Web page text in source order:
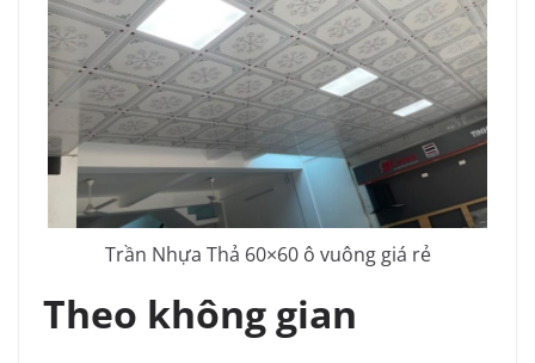
Trần Nhựa Thả 60×60ô vuông giá rẻ
Theo không gian